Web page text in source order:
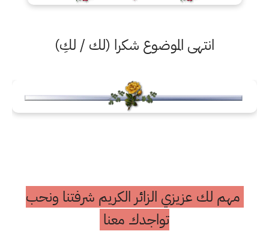
انتهى الموضوع شكرا (لك / لكِ)
مهم لك عزيزي الزائر الكريم شرفتنا ونحب
تواجدك معنا